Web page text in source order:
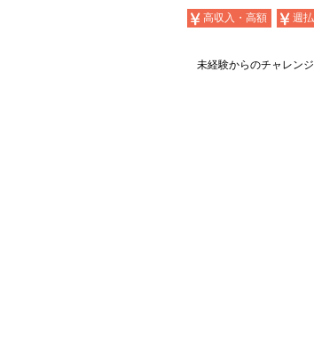
高収入・高額 週
未経験からのチャレンジ